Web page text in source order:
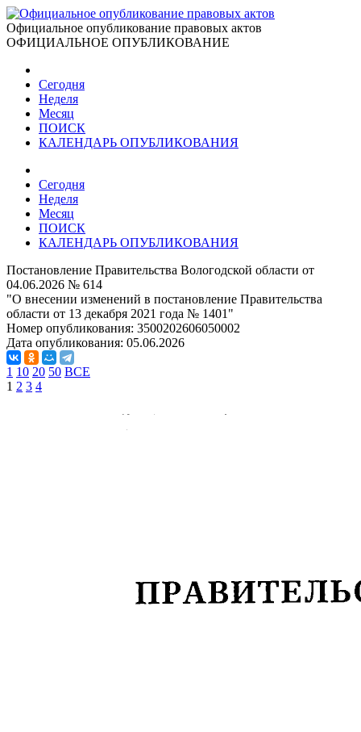
Официальное опубликование правовых актов
ОФИЦИАЛЬНОЕ ОПУБЛИКОВАНИЕ
Сегодня
Неделя
Месяц
ПОИСК
КАЛЕНДАРЬ ОПУБЛИКОВАНИЯ
Сегодня
Неделя
Месяц
ПОИСК
КАЛЕНДАРЬ ОПУБЛИКОВАНИЯ
Постановление Правительства Вологодской области от
04.06.2026 № 614
"О внесении изменений в постановление Правительства
области от 13 декабря 2021 года № 1401"
Номер опубликования: 3500202606050002
Дата опубликования: 05.06.2026
1 10 20 50 ВСЕ
1 2 3 4